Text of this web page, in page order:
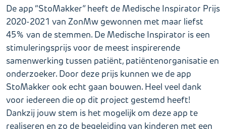
De app “StoMakker” heeft de Medische Inspirator Prijs
2020-2021 van ZonMw gewonnen met maar liefst
45% van de stemmen. De Medische Inspirator is een
stimuleringsprijs voor de meest inspirerende
samenwerking tussen patiënt, patiëntenorganisatie en
onderzoeker. Door deze prijs kunnen we de app
StoMakker ook echt gaan bouwen. Heel veel dank
voor iedereen die op dit project gestemd heeft!
Dankzij jouw stem is het mogelijk om deze app te
realiseren en zo de begeleiding van kinderen met een